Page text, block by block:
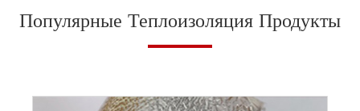
Популярные Теплоизоляция Продукты